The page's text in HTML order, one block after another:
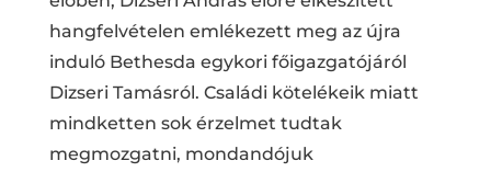
hangfelvételen emlékezett meg az újra
induló Bethesda egykori főigazgatójáról
Dizseri Tamásról. Családi kötelékeik miatt
mindketten sok érzelmet tudtak
megmozgatni, mondandójuk